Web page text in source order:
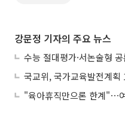
강문정 기자의 주요 뉴스